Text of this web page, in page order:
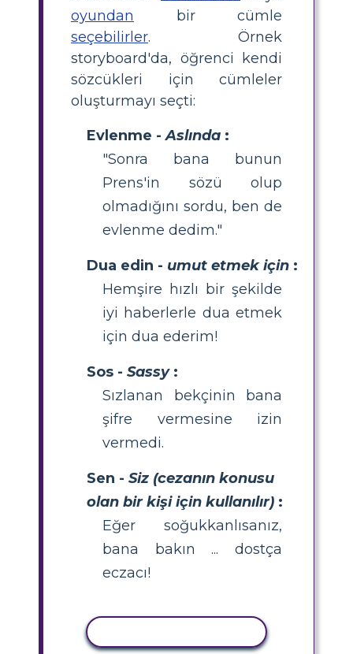
oyundan bir cümle
seçebilirler. Örnek
storyboard'da, öğrenci kendi
sözcükleri için cümleler
oluşturmayı seçti:
Evlenme -Aslında :
"Sonra bana bunun
Prens'in sözü olup
olmadığını sordu, ben de
evlenme dedim."
Dua edin - umut etmek için :
Hemşire hızlı bir şekilde
iyi haberlerle dua etmek
için dua ederim!
Sos - Sassy:
Sızlanan bekçinin bana
şifre vermesine izin
vermedi.
Sen - Siz (cezanın konusu
olan bir kişi için kullanılır) :
Eğer soğukkanlısanız,
bana bakın ... dostça
eczacı!